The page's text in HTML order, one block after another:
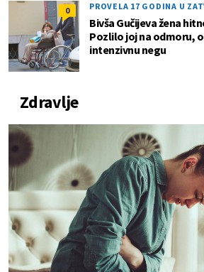
0 PROVELA 17 GODINA U
Bivša Gučijeva žena
Pozlilo joj na odmoru,
intenzivnu negu
Zdravlje